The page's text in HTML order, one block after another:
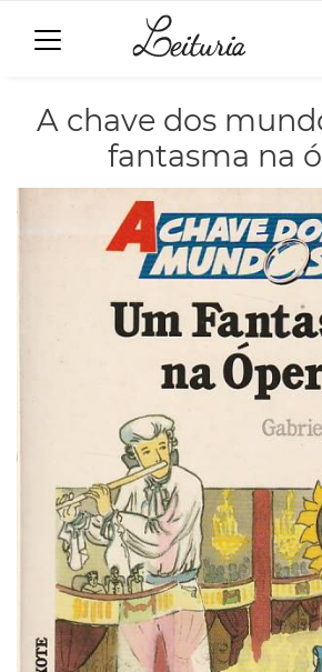
A chave dos
fantasma na